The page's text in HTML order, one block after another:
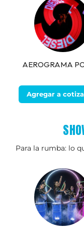
AEROGRAMA
Agregar a
Para la rumba: lo